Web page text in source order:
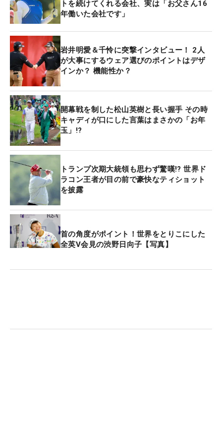
トを続けてくれる会社、実は「お父さん16
年働いた会社です」
岩井明愛＆千怜に突撃インタビュー！ 2人
が大事にするウェア選びのポイントはデザ
インか？ 機能性か？
開幕戦を制した松山英樹と長い握手 その時
キャディが口にした言葉はまさかの「お年
玉」!?
トランプ次期大統領も思わず驚嘆!? 世界ド
ラコン王者が目の前で豪快なティショット
を披露
首の角度がポイント！世界をとりこにした
全英V会見の渋野日向子【写真】